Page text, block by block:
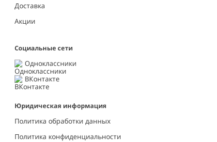
Доставка
Акции
Социальные сети
Одноклассники
ВКонтакте
Юридическая информация
Политика обработки данных
Политика конфиденциальности